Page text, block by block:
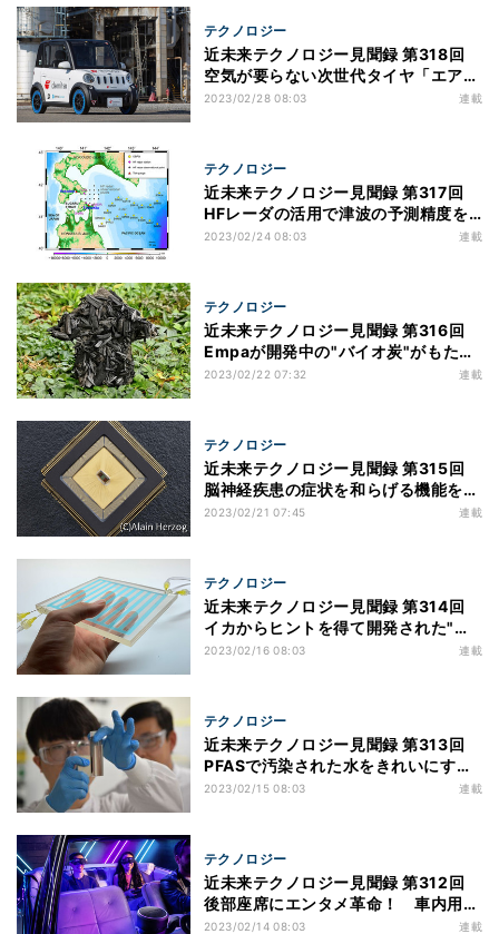
テクノロジー
近未来テクノロジー見聞録 第318回
空気が要らない次世代タイヤ「エアフ
リーコンセプト」の実証実験が開始！
2023/02/28 08:03 連載
テクノロジー
近未来テクノロジー見聞録 第317回
HFレーダの活用で津波の予測精度を
20%改善させたJAMSTEC その手
2023/02/24 08:03 連載
テクノロジー
近未来テクノロジー見聞録 第316回
Empaが開発中の"バイオ炭"がもたら
す2つのメリット 普及の鍵は「断熱
2023/02/22 07:32 連載
テクノロジー
近未来テクノロジー見聞録 第315回
脳神経疾患の症状を和らげる機能を持
つニューロチップをEPFLが開発！
2023/02/21 07:45 連載
テクノロジー
近未来テクノロジー見聞録 第314回
イカからヒントを得て開発された"流
動窓"が消費エネルギー削減に貢献！
2023/02/16 08:03 連載
テクノロジー
近未来テクノロジー見聞録 第313回
PFASで汚染された水をきれいにする
画期的な方法を開発 浄化の鍵は磁
2023/02/15 08:03 連載
テクノロジー
近未来テクノロジー見聞録 第312回
後部座席にエンタメ革命！ 車内用
VR「holoride retrofit」が販売開始
2023/02/14 08:03 連載